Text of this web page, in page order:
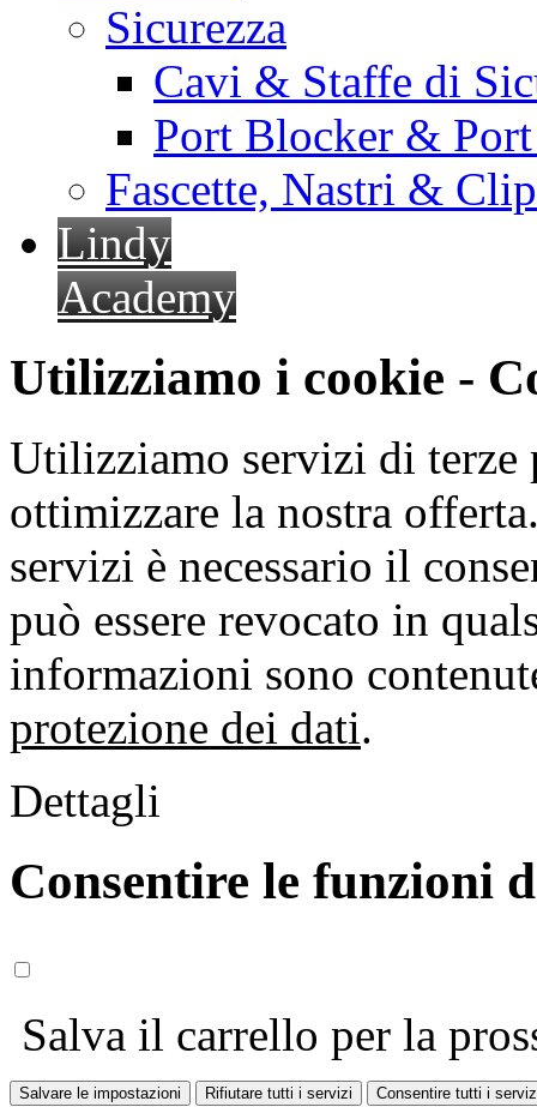
Sicurezza
Cavi & Staffe di
Port Blocker &
Fascette, Nastri &
Lindy
Academy
Utilizziamo i cookie -
Utilizziamo servizi di terze
ottimizzare la nostra
servizi è necessario il
può essere revocato in
informazioni sono
protezione dei dati.
Dettagli
Consentire le funzioni
Salva il carrello per la
Salvare le impostazioni Rifiutare tutti i servizi Consentire tutti i